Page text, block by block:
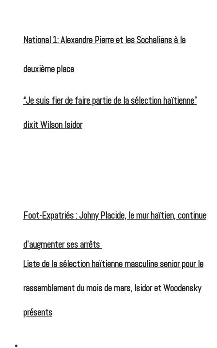
National 1: Alexandre Pierre et les Sochaliens à la
deuxième place
Foot-Expatriés : Johny Placide, le mur haïtien, continue
d’augmenter ses arrêts
“Je suis fier de faire partie de la sélection haïtienne”
dixit Wilson Isidor
Liste de la sélection haïtienne masculine senior pour le
rassemblement du mois de mars, Isidor et Woodensky
présents